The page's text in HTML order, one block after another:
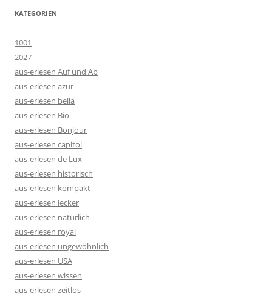
KATEGORIEN
1001
2027
aus-erlesen Auf und Ab
aus-erlesen azur
aus-erlesen bella
aus-erlesen Bio
aus-erlesen Bonjour
aus-erlesen capitol
aus-erlesen de Lux
aus-erlesen historisch
aus-erlesen kompakt
aus-erlesen lecker
aus-erlesen natürlich
aus-erlesen royal
aus-erlesen ungewöhnlich
aus-erlesen USA
aus-erlesen wissen
aus-erlesen zeitlos